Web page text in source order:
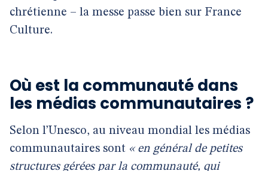
chrétienne – la messe passe bien sur France
Culture.
Où est la communauté dans
les médias communautaires ?
Selon l’Unesco, au niveau mondial les médias
communautaires sont « en général de petites
structures gérées par la communauté, qui